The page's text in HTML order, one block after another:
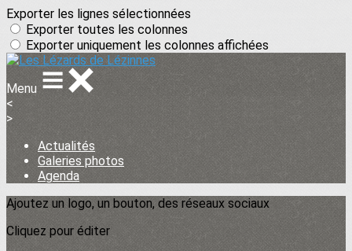
Exporter les lignes sélectionnées
Exporter toutes les colonnes
Exporter uniquement les colonnes affichées
Menu
<
>
Actualités
Galeries photos
Agenda
Ajoutez un logo, un bouton, des réseaux sociaux
Cliquez pour éditer